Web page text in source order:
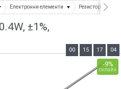
Електронни елементи Резистори
±1%,
-9%
онлайн
00 15 17 04